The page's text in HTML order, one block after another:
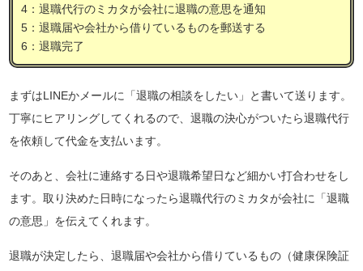
4：退職代行のミカタが会社に退職の意思を通知
5：退職届や会社から借りているものを郵送する
6：退職完了
まずはLINEかメールに「退職の相談をしたい」と書いて送ります。
丁寧にヒアリングしてくれるので、退職の決心がついたら退職代行
を依頼して代金を支払います。
そのあと、会社に連絡する日や退職希望日など細かい打合わせをし
ます。取り決めた日時になったら退職代行のミカタが会社に「退職
の意思」を伝えてくれます。
退職が決定したら、退職届や会社から借りているもの（健康保険証